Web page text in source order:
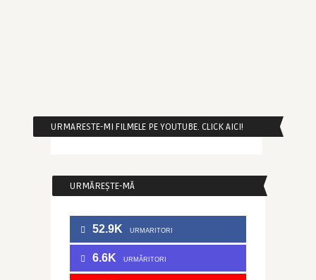
URMARESTE-MI FILMELE PE YOUTUBE. CLICK AICI!
URMĂREȘTE-MĂ
52.9K URMARITORI
6.6K URMĂRITORI